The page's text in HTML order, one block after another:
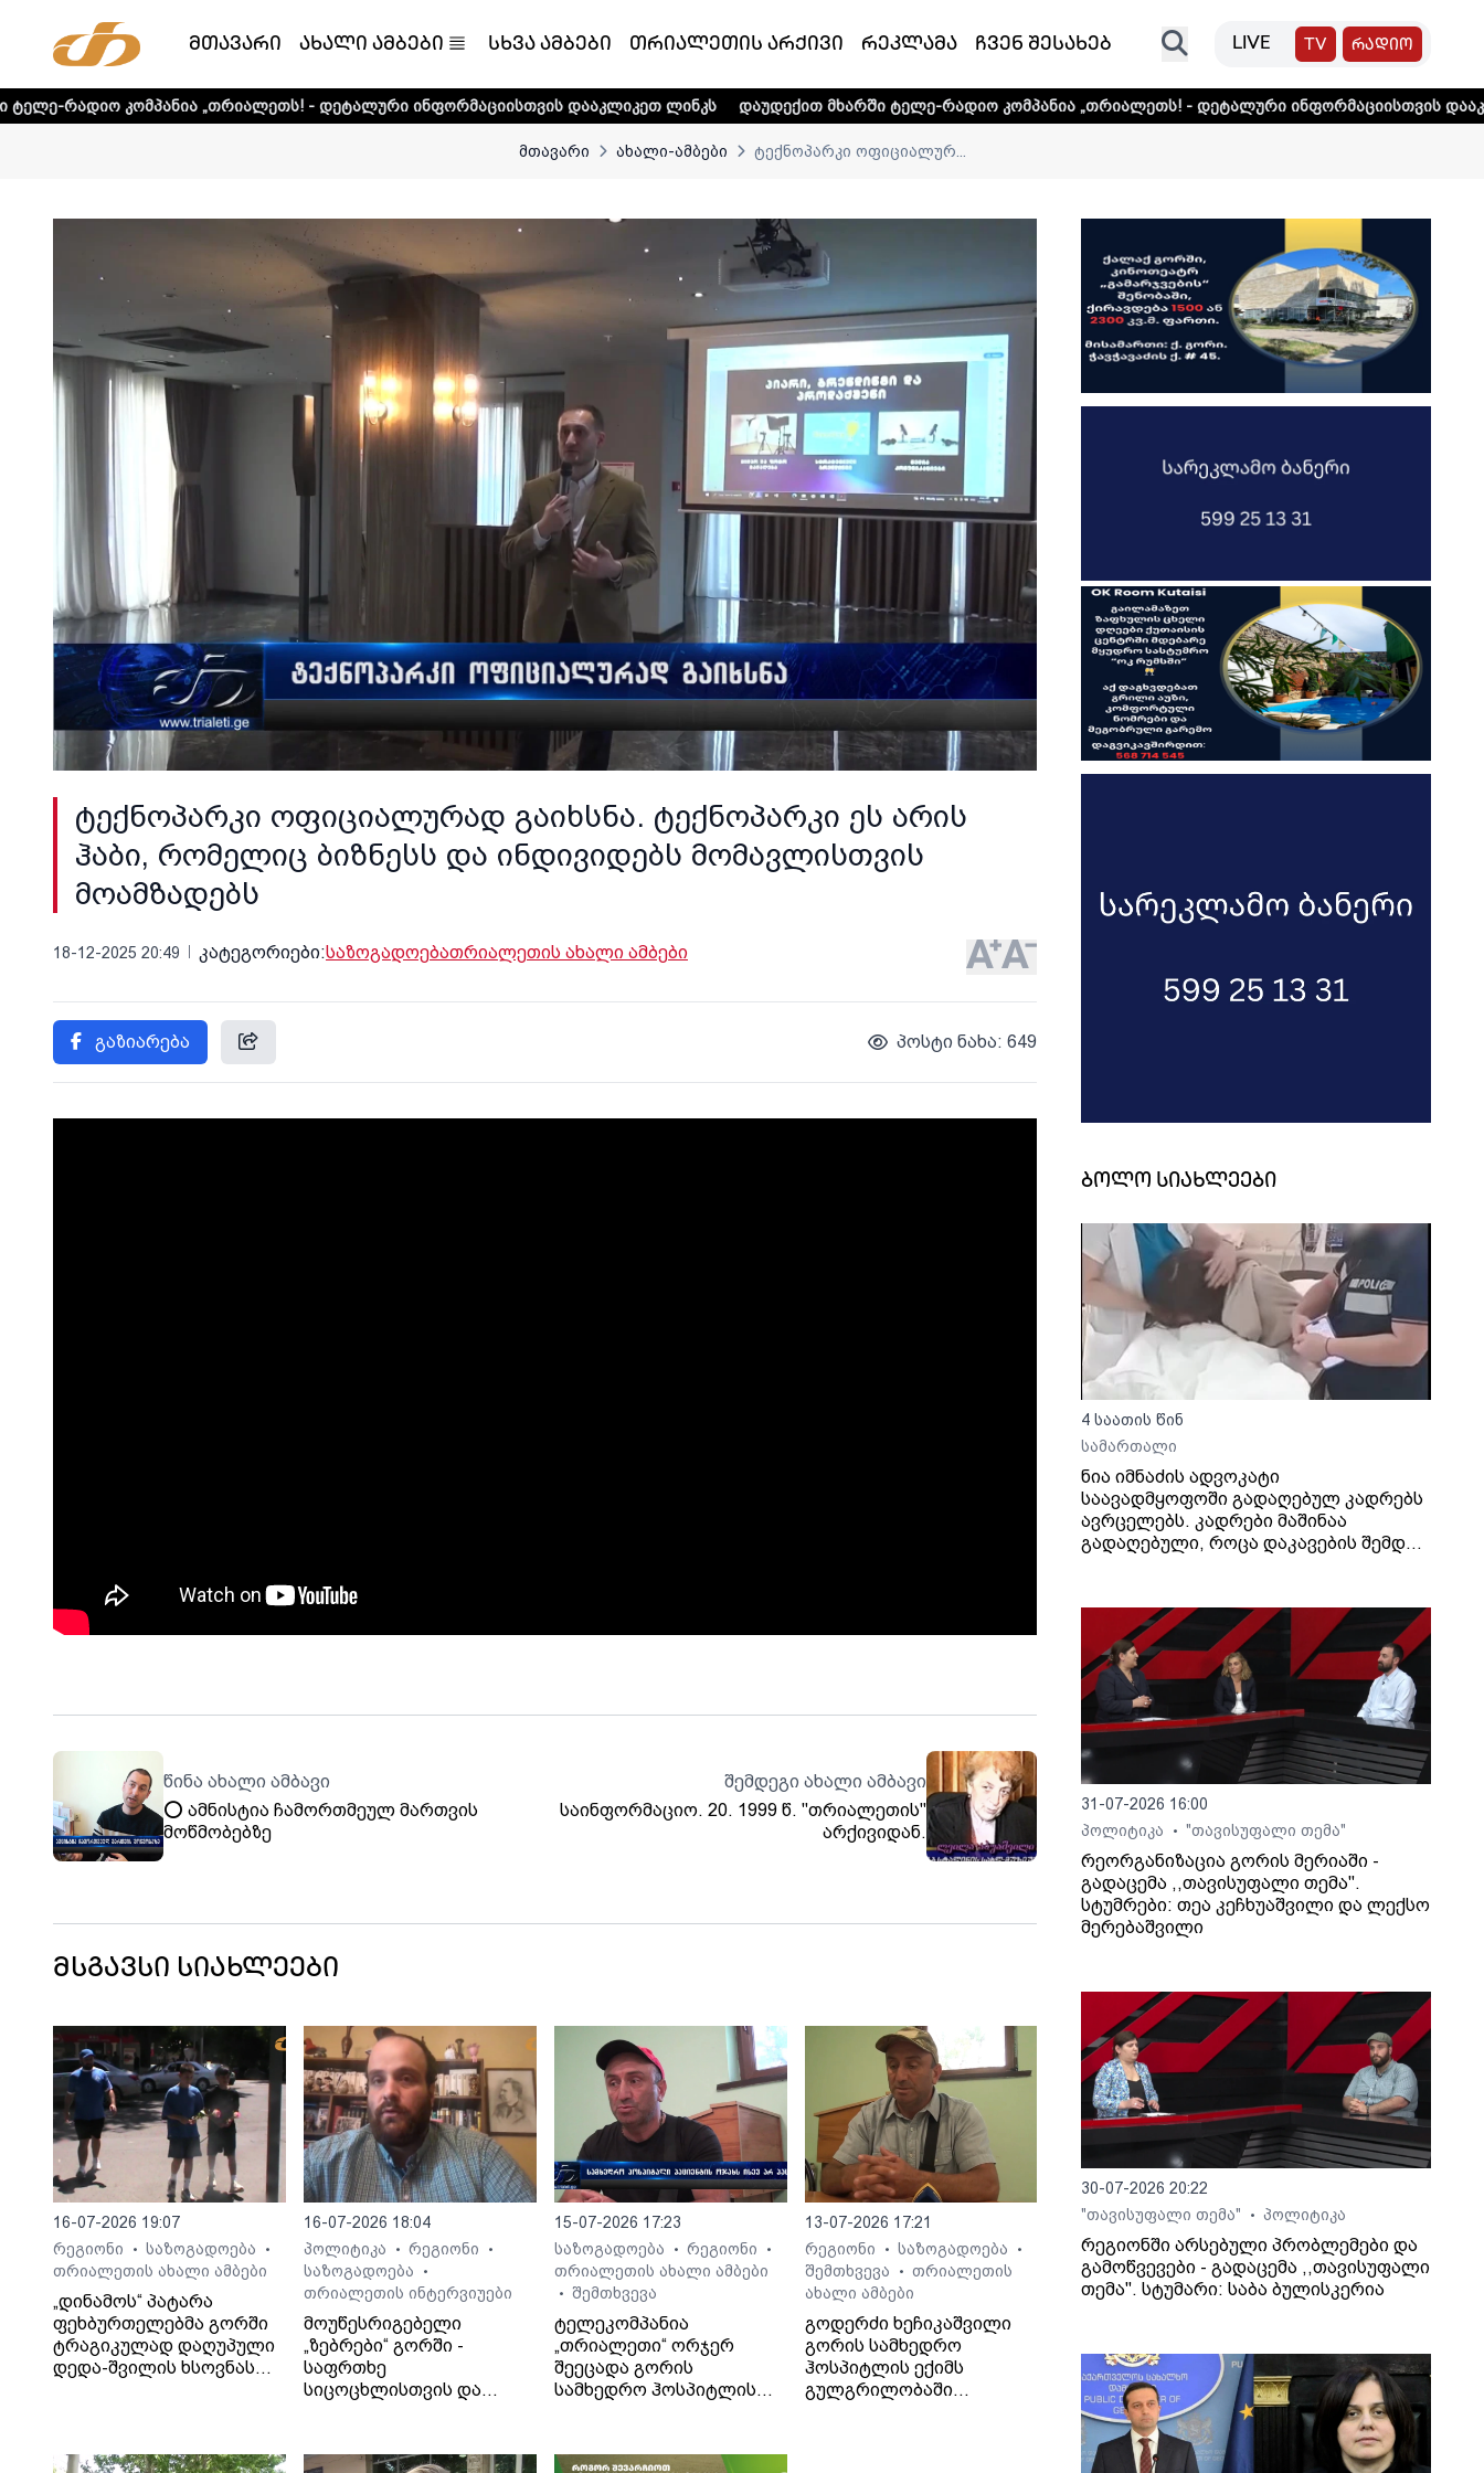
მთავარი ახალი ამბები სხვა ამბები თრიალეთის არქივი რეკლამა ჩვენ შესახებ LIVE TV რადიო
„თრიალეთს! - დეტალური ინფორმაციისთვის დააკლიკეთ ლინკს დაუდექით მხარში ტელე-რადიო კომპანია „თრიალეთს! - დეტალური ინფორმაციისთვის დააკლიკეთ ლინკს
მთავარი ახალი-ამბები ტექნოპარკი ოფიციალურ...
ტექნოპარკი ოფიციალურად გაიხსნა. ტექნოპარკი ეს არის
ჰაბი, რომელიც ბიზნესს და ინდივიდებს მომავლისთვის
მოამზადებს
18-12-2025 20:49 კატეგორიები:საზოგადოებათრიალეთის ახალი ამბები
გაზიარება პოსტი ნახა: 649
წინა ახალი ამბავი
⭕️ ამნისტია ჩამორთმეულ მართვის
მოწმობებზე
შემდეგი ახალი ამბავი
საინფორმაციო. 20. 1999 წ. "თრიალეთის"
არქივიდან.
მსგავსი სიახლეები
16-07-2026 19:07
რეგიონი
• საზოგადოება •
თრიალეთის ახალი ამბები
„დინამოს“ პატარა
ფეხბურთელებმა გორში
ტრაგიკულად დაღუპული
დედა-შვილის ხსოვნას
16-07-2026 18:04
პოლიტიკა
• რეგიონი •
საზოგადოება •
თრიალეთის ინტერვიუები
მოუწესრიგებელი
„ზებრები“ გორში -
საფრთხე
სიცოცხლისთვის და
15-07-2026 17:23
საზოგადოება
• რეგიონი •
თრიალეთის ახალი ამბები
• შემთხვევა
ტელეკომპანია
„თრიალეთი“ ორჯერ
შეეცადა გორის
სამხედრო ჰოსპიტლის
ბრალდებებთან
13-07-2026 17:21
რეგიონი
• საზოგადოება •
შემთხვევა • თრიალეთის
ახალი ამბები
გოდერძი ხეჩიკაშვილი
გორის სამხედრო
ჰოსპიტლის ექიმს
გულგრილობაში
ბოლო სიახლეები
4 საათის წინ
სამართალი
ნია იმნაძის ადვოკატი
საავადმყოფოში გადაღებულ კადრებს
ავრცელებს. კადრები მაშინაა
გადაღებული, როცა დაკავების შემდეგ
31-07-2026 16:00
პოლიტიკა
• "თავისუფალი თემა"
რეორგანიზაცია გორის მერიაში -
გადაცემა ,,თავისუფალი თემა".
სტუმრები: თეა კეჩხუაშვილი და ლექსო
მერებაშვილი
30-07-2026 20:22
"თავისუფალი თემა"
• პოლიტიკა
რეგიონში არსებული პრობლემები და
გამოწვევები - გადაცემა ,,თავისუფალი
თემა". სტუმარი: საბა ბულისკერია